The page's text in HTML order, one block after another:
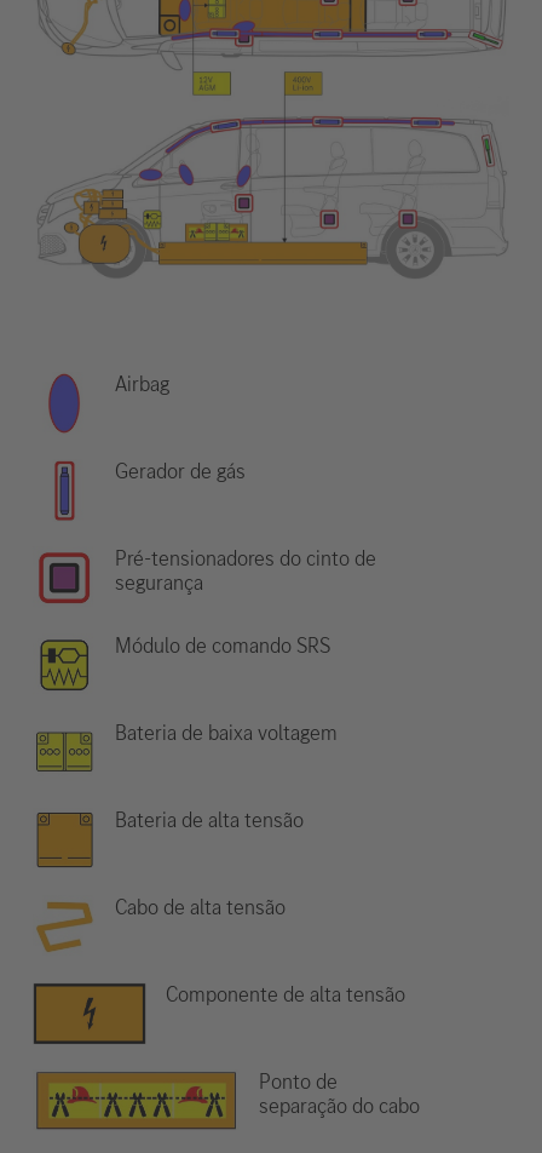
Airbag
Gerador de gás
Pré-tensionadores do cinto de
segurança
Módulo de comando SRS
Bateria de baixa voltagem
Bateria de alta tensão
Cabo de alta tensão
Componente de alta tensão
Ponto de
separação do cabo